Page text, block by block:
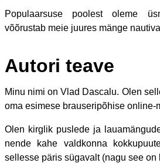
Populaarsuse poolest oleme
võõrustab meie juures mänge
Autori teave
Minu nimi on Vlad Dascalu. Olen
oma esimese brauseripõhise online-
Olen kirglik puslede ja
nende kahe valdkonna
sellesse päris sügavalt (nagu see on